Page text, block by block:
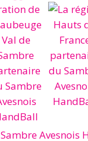
Sambre Avesnois